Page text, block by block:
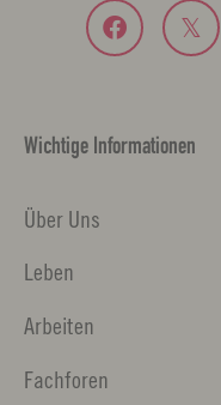
Wichtige Informationen
Über Uns
Leben
Arbeiten
Fachforen